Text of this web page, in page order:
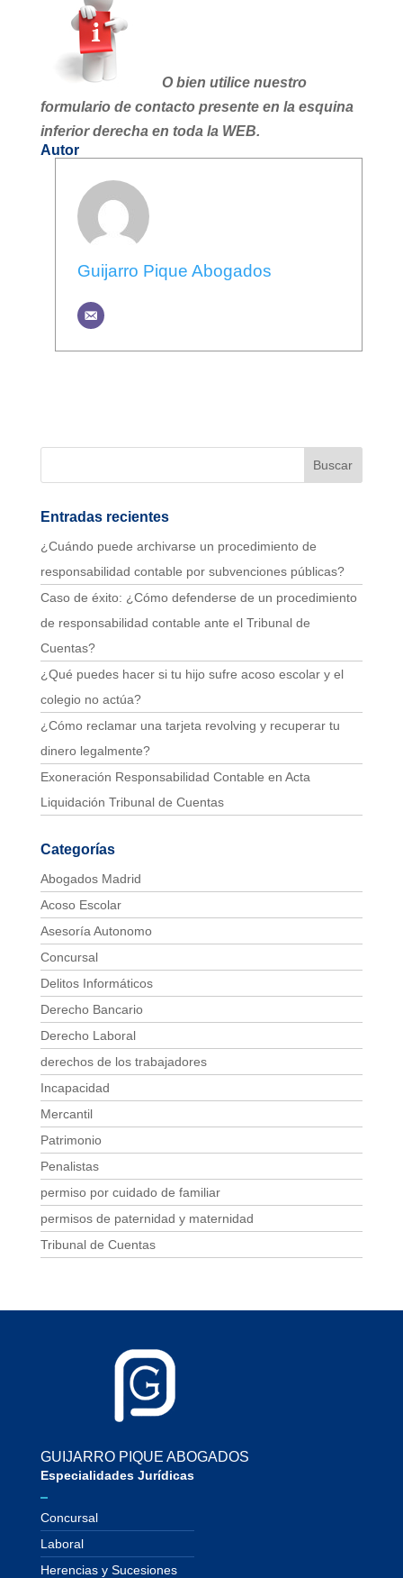
O bien utilice nuestro
formulario de contacto presente en la esquina
inferior derecha en toda la WEB.
Autor
Guijarro Pique Abogados
Entradas recientes
¿Cuándo puede archivarse un procedimiento de
responsabilidad contable por subvenciones públicas?
Caso de éxito: ¿Cómo defenderse de un procedimiento
de responsabilidad contable ante el Tribunal de
Cuentas?
¿Qué puedes hacer si tu hijo sufre acoso escolar y el
colegio no actúa?
¿Cómo reclamar una tarjeta revolving y recuperar tu
dinero legalmente?
Exoneración Responsabilidad Contable en Acta
Liquidación Tribunal de Cuentas
Categorías
Abogados Madrid
Acoso Escolar
Asesoría Autonomo
Concursal
Delitos Informáticos
Derecho Bancario
Derecho Laboral
derechos de los trabajadores
Incapacidad
Mercantil
Patrimonio
Penalistas
permiso por cuidado de familiar
permisos de paternidad y maternidad
Tribunal de Cuentas
GUIJARRO PIQUE ABOGADOS
Especialidades Jurídicas
Concursal
Laboral
Herencias y Sucesiones